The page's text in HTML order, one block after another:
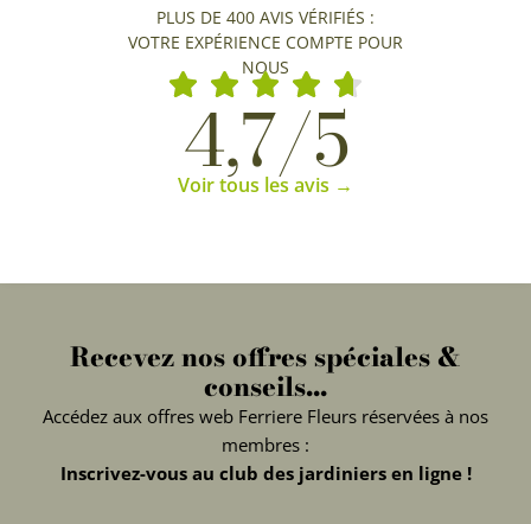
PLUS DE 400 AVIS VÉRIFIÉS :
VOTRE EXPÉRIENCE COMPTE POUR
NOUS
4,7/5
Voir tous les avis →
Recevez nos offres spéciales &
conseils...
Accédez aux offres web Ferriere Fleurs réservées à nos
membres :
Inscrivez-vous au club des jardiniers en ligne !